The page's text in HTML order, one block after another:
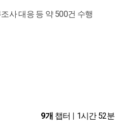
사 대응 등 약 500건 수행
9개 챕터 | 1시간 52분